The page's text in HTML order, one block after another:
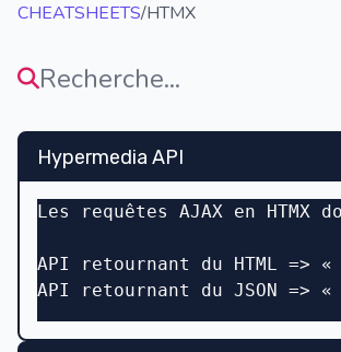
CHEATSHEETS/HTMX
Hypermedia API
Les requêtes AJAX en HTMX
API retournant du HTML => «
API retournant du JSON => «